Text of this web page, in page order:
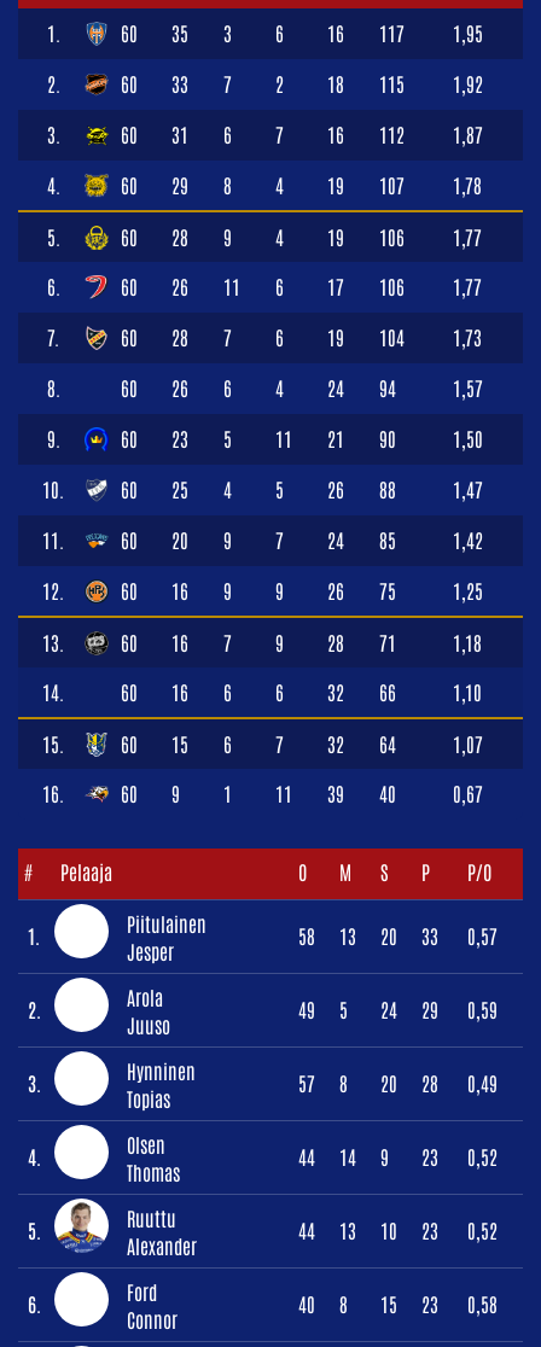
1. 60 35 3 6 16 117 1,95
2. 60 33 7 2 18 115 1,92
3. 60 31 6 7 16 112 1,87
4. 60 29 8 4 19 107 1,78
5. 60 28 9 4 19 106 1,77
6. 60 26 11 6 17 106 1,77
7. 60 28 7 6 19 104 1,73
8. 60 26 6 4 24 94 1,57
9. 60 23 5 11 21 90 1,50
10. 60 25 4 5 26 88 1,47
11. 60 20 9 7 24 85 1,42
12. 60 16 9 9 26 75 1,25
13. 60 16 7 9 28 71 1,18
14. 60 16 6 6 32 66 1,10
15. 60 15 6 7 32 64 1,07
16. 60 9 1 11 39 40 0,67
# Pelaaja O M S P P/O
1.
Piitulainen
Jesper
58 13 20 33 0,57
2.
Arola
Juuso
49 5 24 29 0,59
3.
Hynninen
Topias
57 8 20 28 0,49
4.
Olsen
Thomas
44 14 9 23 0,52
5.
Ruuttu
Alexander
44 13 10 23 0,52
6.
Ford
Connor
40 8 15 23 0,58